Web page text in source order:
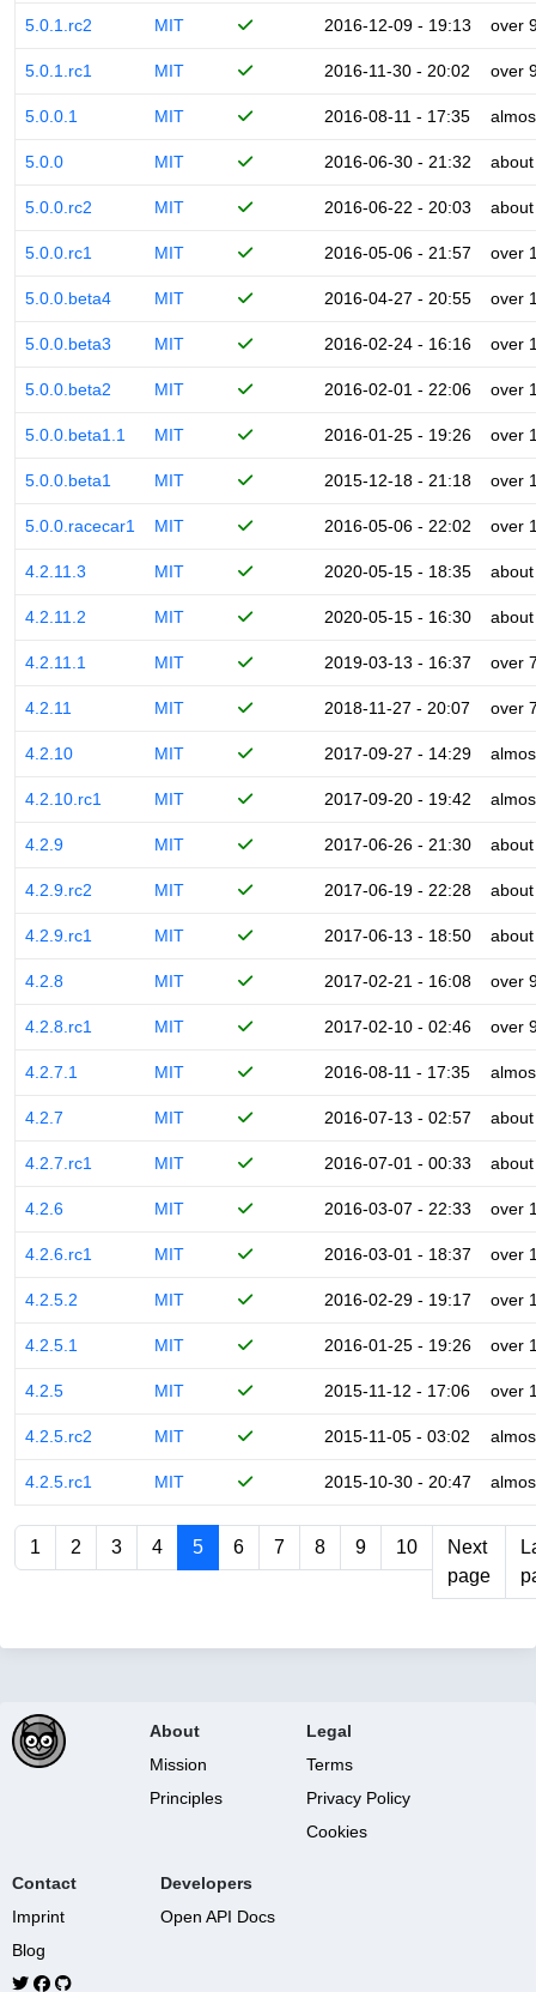
5.0.1.rc2 MIT 2016-12-09 - 19:13 over
5.0.1.rc1 MIT 2016-11-30 - 20:02 over
5.0.0.1 MIT 2016-08-11 - 17:35
5.0.0 MIT 2016-06-30 - 21:32
5.0.0.rc2 MIT 2016-06-22 - 20:03
5.0.0.rc1 MIT 2016-05-06 - 21:57 over
5.0.0.beta4 MIT 2016-04-27 - 20:55 over
5.0.0.beta3 MIT 2016-02-24 - 16:16 over
5.0.0.beta2 MIT 2016-02-01 - 22:06 over
5.0.0.beta1.1 MIT 2016-01-25 - 19:26 over
5.0.0.beta1 MIT 2015-12-18 - 21:18 over
5.0.0.racecar1 MIT 2016-05-06 - 22:02 over
4.2.11.3 MIT 2020-05-15 - 18:35
4.2.11.2 MIT 2020-05-15 - 16:30
4.2.11.1 MIT 2019-03-13 - 16:37 over
4.2.11 MIT 2018-11-27 - 20:07 over
4.2.10 MIT 2017-09-27 - 14:29
4.2.10.rc1 MIT 2017-09-20 - 19:42
4.2.9 MIT 2017-06-26 - 21:30
4.2.9.rc2 MIT 2017-06-19 - 22:28
4.2.9.rc1 MIT 2017-06-13 - 18:50
4.2.8 MIT 2017-02-21 - 16:08 over
4.2.8.rc1 MIT 2017-02-10 - 02:46 over
4.2.7.1 MIT 2016-08-11 - 17:35
4.2.7 MIT 2016-07-13 - 02:57
4.2.7.rc1 MIT 2016-07-01 - 00:33
4.2.6 MIT 2016-03-07 - 22:33 over
4.2.6.rc1 MIT 2016-03-01 - 18:37 over
4.2.5.2 MIT 2016-02-29 - 19:17 over
4.2.5.1 MIT 2016-01-25 - 19:26 over
4.2.5 MIT 2015-11-12 - 17:06 over
4.2.5.rc2 MIT 2015-11-05 - 03:02
4.2.5.rc1 MIT 2015-10-30 - 20:47
1 2 3 4 5 6 7 8 9 10
Next
page
About
Mission
Principles
Legal
Terms
Privacy Policy
Cookies
Contact
Imprint
Blog
Developers
Open API Docs